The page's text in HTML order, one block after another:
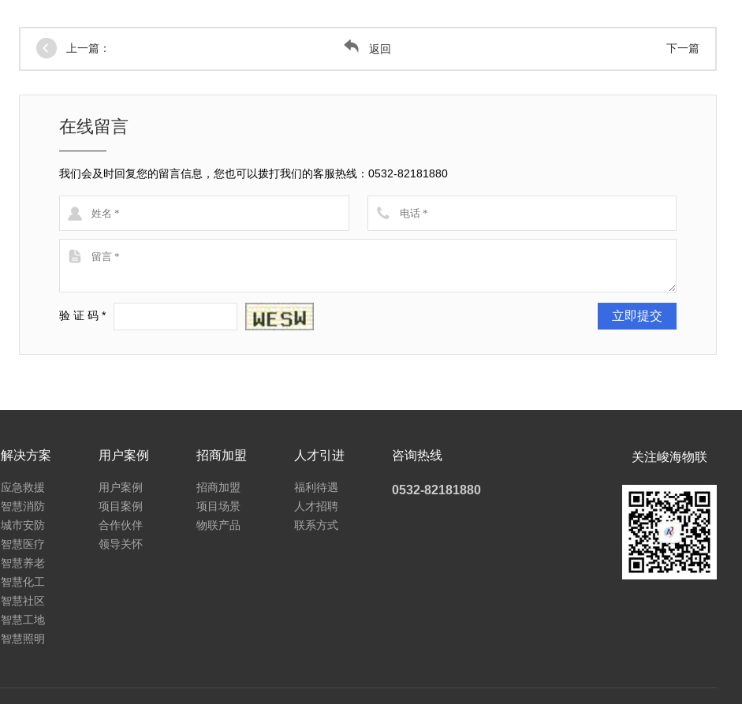
上一篇： 返回 下一篇
在线留言
我们会及时回复您的留言信息，您也可以拨打我们的客服热线：0532-82181880
验 证 码 *
解决方案
应急救援
智慧消防
城市安防
智慧医疗
智慧养老
智慧化工
智慧社区
智慧工地
智慧照明
用户案例
用户案例
项目案例
合作伙伴
领导关怀
招商加盟
招商加盟
项目场景
物联产品
人才引进
福利待遇
人才招聘
联系方式
咨询热线
0532-82181880
关注峻海物联